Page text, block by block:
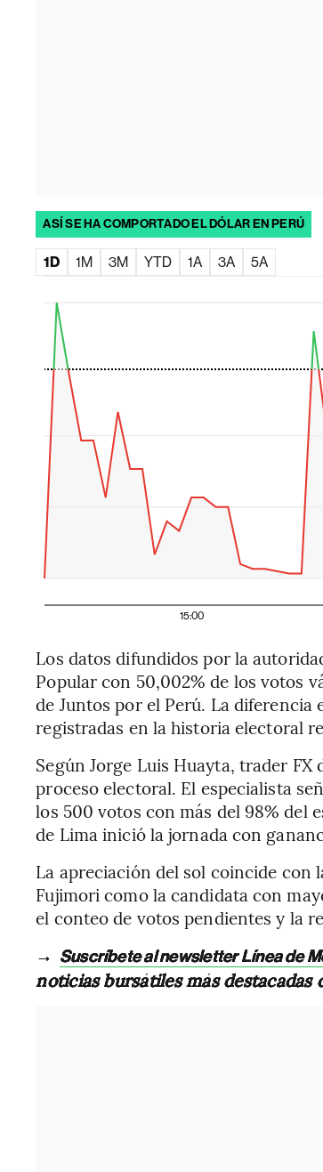
ASÍ SE HA COMPORTADO EL DÓLAR EN PERÚ
1D 1M 3M YTD 1A 3A 5A
15:00
Los datos difundidos por la
Popular con 50,002% de los votos
de Juntos por el Perú. La diferencia
registradas en la historia electoral
Según Jorge Luis Huayta, trader
proceso electoral. El especialista
los 500 votos con más del 98% del
de Lima inició la jornada con
La apreciación del sol coincide con
Fujimori como la candidata con
el conteo de votos pendientes y la
→ Suscríbete al newsletter Línea de
noticias bursátiles más destacadas